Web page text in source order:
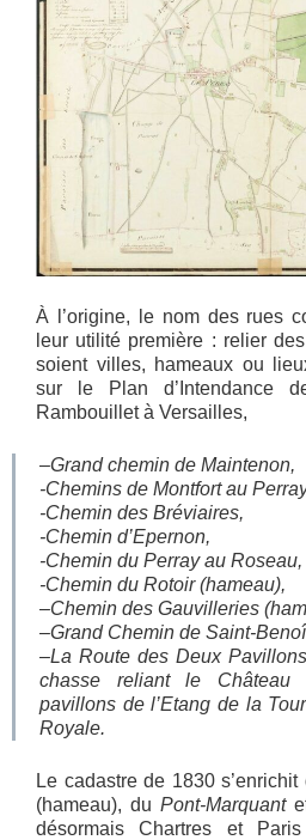
À l’origine, le nom des rues
leur utilité première : relier
soient villes, hameaux ou
sur le Plan d’Intendance
Rambouillet à Versailles,
–Grand chemin de Maintenon,
-Chemins de Montfort au
-Chemin des Bréviaires,
-Chemin d’Epernon,
-Chemin du Perray au Roseau,
-Chemin du Rotoir(hameau),
–Chemin des Gauvilleries
–Grand Chemin de Saint-Ben
–La Route des Deux Pavillons
chasse reliant le Château
pavillons de l’Etang de la
Royale.
Le cadastre de 1830
(hameau), du Pont-Marquant
désormais Chartres et